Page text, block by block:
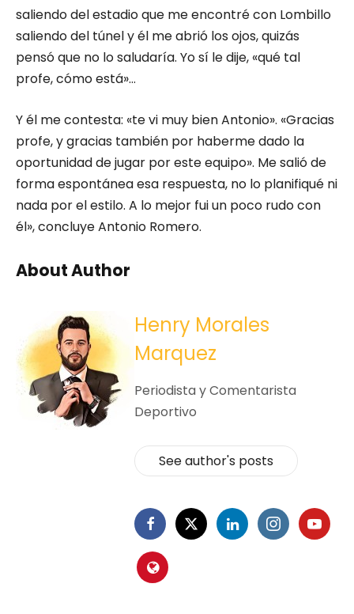
saliendo del estadio que me encontré con Lombillo
saliendo del túnel y él me abrió los ojos, quizás
pensó que no lo saludaría. Yo sí le dije, «qué tal
profe, cómo está»…
Y él me contesta: «te vi muy bien Antonio». «Gracias
profe, y gracias también por haberme dado la
oportunidad de jugar por este equipo». Me salió de
forma espontánea esa respuesta, no lo planifiqué ni
nada por el estilo. A lo mejor fui un poco rudo con
él», concluye Antonio Romero.
About Author
Henry Morales
Marquez
Periodista y Comentarista
Deportivo
See author's posts